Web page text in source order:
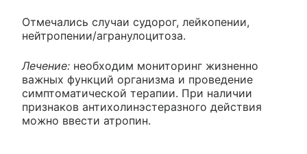
Отмечались случаи судорог, лейкопении,
нейтропении/агранулоцитоза.
Лечение: необходим мониторинг жизненно
важных функций организма и проведение
симптоматической терапии. При наличии
признаков антихолинэстеразного действия
можно ввести атропин.